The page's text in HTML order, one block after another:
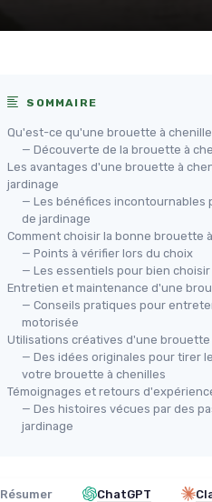
SOMMAIRE
Qu'est-ce qu'une brouette à
— Découverte de la brouette à
Les avantages d'une brouette à
jardinage
— Les bénéfices incontournables
de jardinage
Comment choisir la bonne brouette
— Points à vérifier lors du choix
— Les essentiels pour bien choisir
Entretien et maintenance d'une
— Conseils pratiques pour
motorisée
Utilisations créatives d'une brouette
— Des idées originales pour tirer
votre brouette à chenilles
Témoignages et retours
— Des histoires vécues par des
jardinage
Résumer ChatGPT